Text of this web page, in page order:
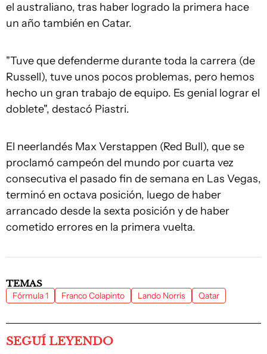
el australiano, tras haber logrado la primera hace
un año también en Catar.
"Tuve que defenderme durante toda la carrera (de
Russell), tuve unos pocos problemas, pero hemos
hecho un gran trabajo de equipo. Es genial lograr el
doblete", destacó Piastri.
El neerlandés Max Verstappen (Red Bull), que se
proclamó campeón del mundo por cuarta vez
consecutiva el pasado fin de semana en Las Vegas,
terminó en octava posición, luego de haber
arrancado desde la sexta posición y de haber
cometido errores en la primera vuelta.
TEMAS
Fórmula 1 Franco Colapinto Lando Norris Qatar
SEGUÍ LEYENDO